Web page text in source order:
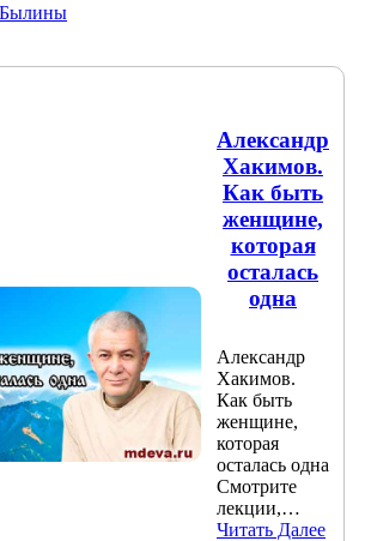
Былины
Александр
Хакимов.
Как быть
женщине,
которая
осталась
одна
Александр
Хакимов.
Как быть
женщине,
которая
осталась одна
Смотрите
лекции,…
Читать Далее